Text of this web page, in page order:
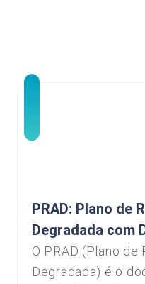
PRAD: Plano de
Degradada com
O PRAD (Plano
Degradada) é o